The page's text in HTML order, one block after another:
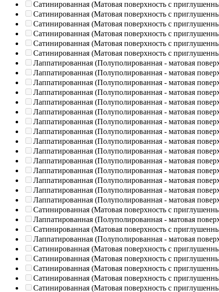
Сатинированная (Матовая поверхность с
Сатинированная (Матовая поверхность с
Сатинированная (Матовая поверхность с
Сатинированная (Матовая поверхность с
Сатинированная (Матовая поверхность с
Сатинированная (Матовая поверхность с
Лаппатированная (Полуполированная - матовая
Лаппатированная (Полуполированная - матовая
Лаппатированная (Полуполированная - матовая
Лаппатированная (Полуполированная - матовая
Лаппатированная (Полуполированная - матовая
Лаппатированная (Полуполированная - матовая
Лаппатированная (Полуполированная - матовая
Лаппатированная (Полуполированная - матовая
Лаппатированная (Полуполированная - матовая
Лаппатированная (Полуполированная - матовая
Лаппатированная (Полуполированная - матовая
Лаппатированная (Полуполированная - матовая
Лаппатированная (Полуполированная - матовая
Лаппатированная (Полуполированная - матовая
Лаппатированная (Полуполированная - матовая
Сатинированная (Матовая поверхность с
Лаппатированная (Полуполированная - матовая
Сатинированная (Матовая поверхность с
Лаппатированная (Полуполированная - матовая
Сатинированная (Матовая поверхность с
Сатинированная (Матовая поверхность с
Сатинированная (Матовая поверхность с
Сатинированная (Матовая поверхность с
Сатинированная (Матовая поверхность с